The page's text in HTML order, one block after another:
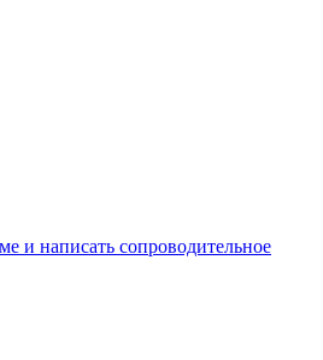
и написать сопроводительное